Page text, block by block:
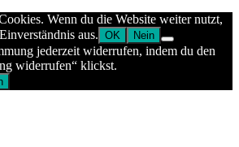
Wenn du die Website weiter nutzt,
aus. OK Nein
jederzeit widerrufen, indem du den
widerrufen“ klickst.